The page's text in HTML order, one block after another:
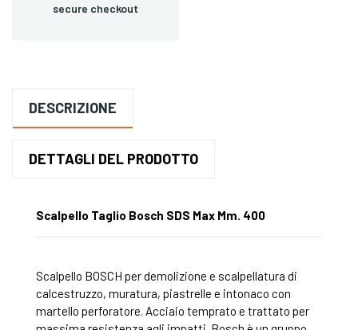
secure checkout
DESCRIZIONE
DETTAGLI DEL PRODOTTO
Scalpello Taglio Bosch SDS Max Mm. 400
Scalpello BOSCH per demolizione e scalpellatura di
calcestruzzo, muratura, piastrelle e intonaco con
martello perforatore. Acciaio temprato e trattato per